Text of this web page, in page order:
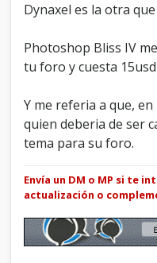
Dynaxel es la otra
Photoshop Bliss IV
tu foro y cuesta 15usd
Y me referia a que,
quien deberia de ser
tema para su foro.
Envía un DM o MP si te
actualización o